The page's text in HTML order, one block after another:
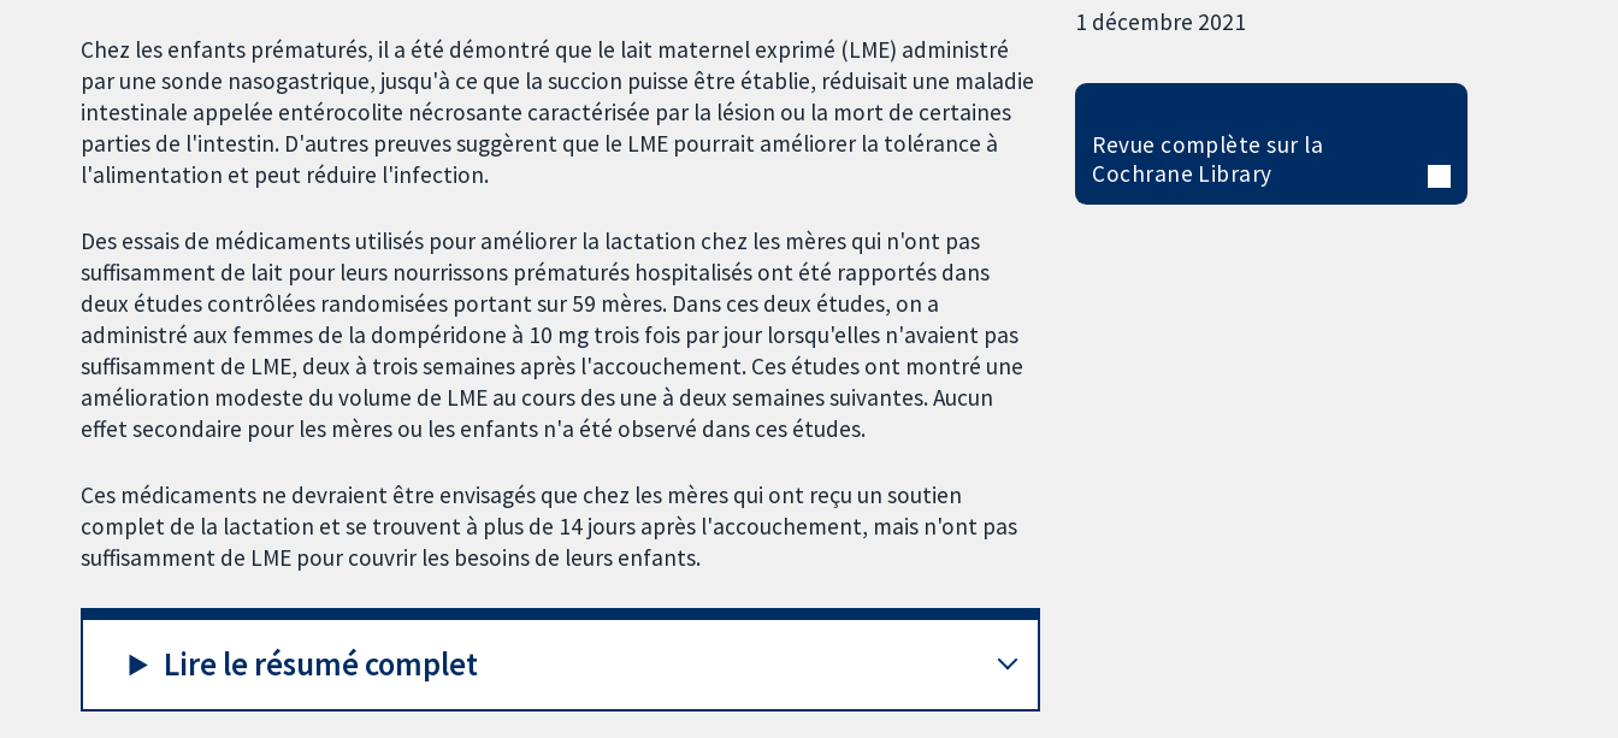
Chez les enfants prématurés, il a été démontré que le lait maternel exprimé (LME) administré
par une sonde nasogastrique, jusqu'à ce que la succion puisse être établie, réduisait une maladie
intestinale appelée entérocolite nécrosante caractérisée par la lésion ou la mort de certaines
parties de l'intestin. D'autres preuves suggèrent que le LME pourrait améliorer la tolérance à
l'alimentation et peut réduire l'infection.
Des essais de médicaments utilisés pour améliorer la lactation chez les mères qui n'ont pas
suffisamment de lait pour leurs nourrissons prématurés hospitalisés ont été rapportés dans
deux études contrôlées randomisées portant sur 59 mères. Dans ces deux études, on a
administré aux femmes de la dompéridone à 10 mg trois fois par jour lorsqu'elles n'avaient pas
suffisamment de LME, deux à trois semaines après l'accouchement. Ces études ont montré une
amélioration modeste du volume de LME au cours des une à deux semaines suivantes. Aucun
effet secondaire pour les mères ou les enfants n'a été observé dans ces études.
Ces médicaments ne devraient être envisagés que chez les mères qui ont reçu un soutien
complet de la lactation et se trouvent à plus de 14 jours après l'accouchement, mais n'ont pas
suffisamment de LME pour couvrir les besoins de leurs enfants.
Lire le résumé complet
1 décembre 2021
Revue complète sur la
Cochrane Library